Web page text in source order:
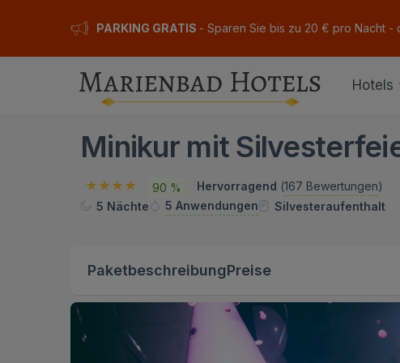
PARKING GRATIS - Sparen Sie bis zu 20 € pro Nacht -
Hotels
Minikur mit
90 % Hervorragend (167 Bewertungen)
5 Nächte
5 Anwendungen Silvesteraufenthalt
PaketbeschreibungPreise